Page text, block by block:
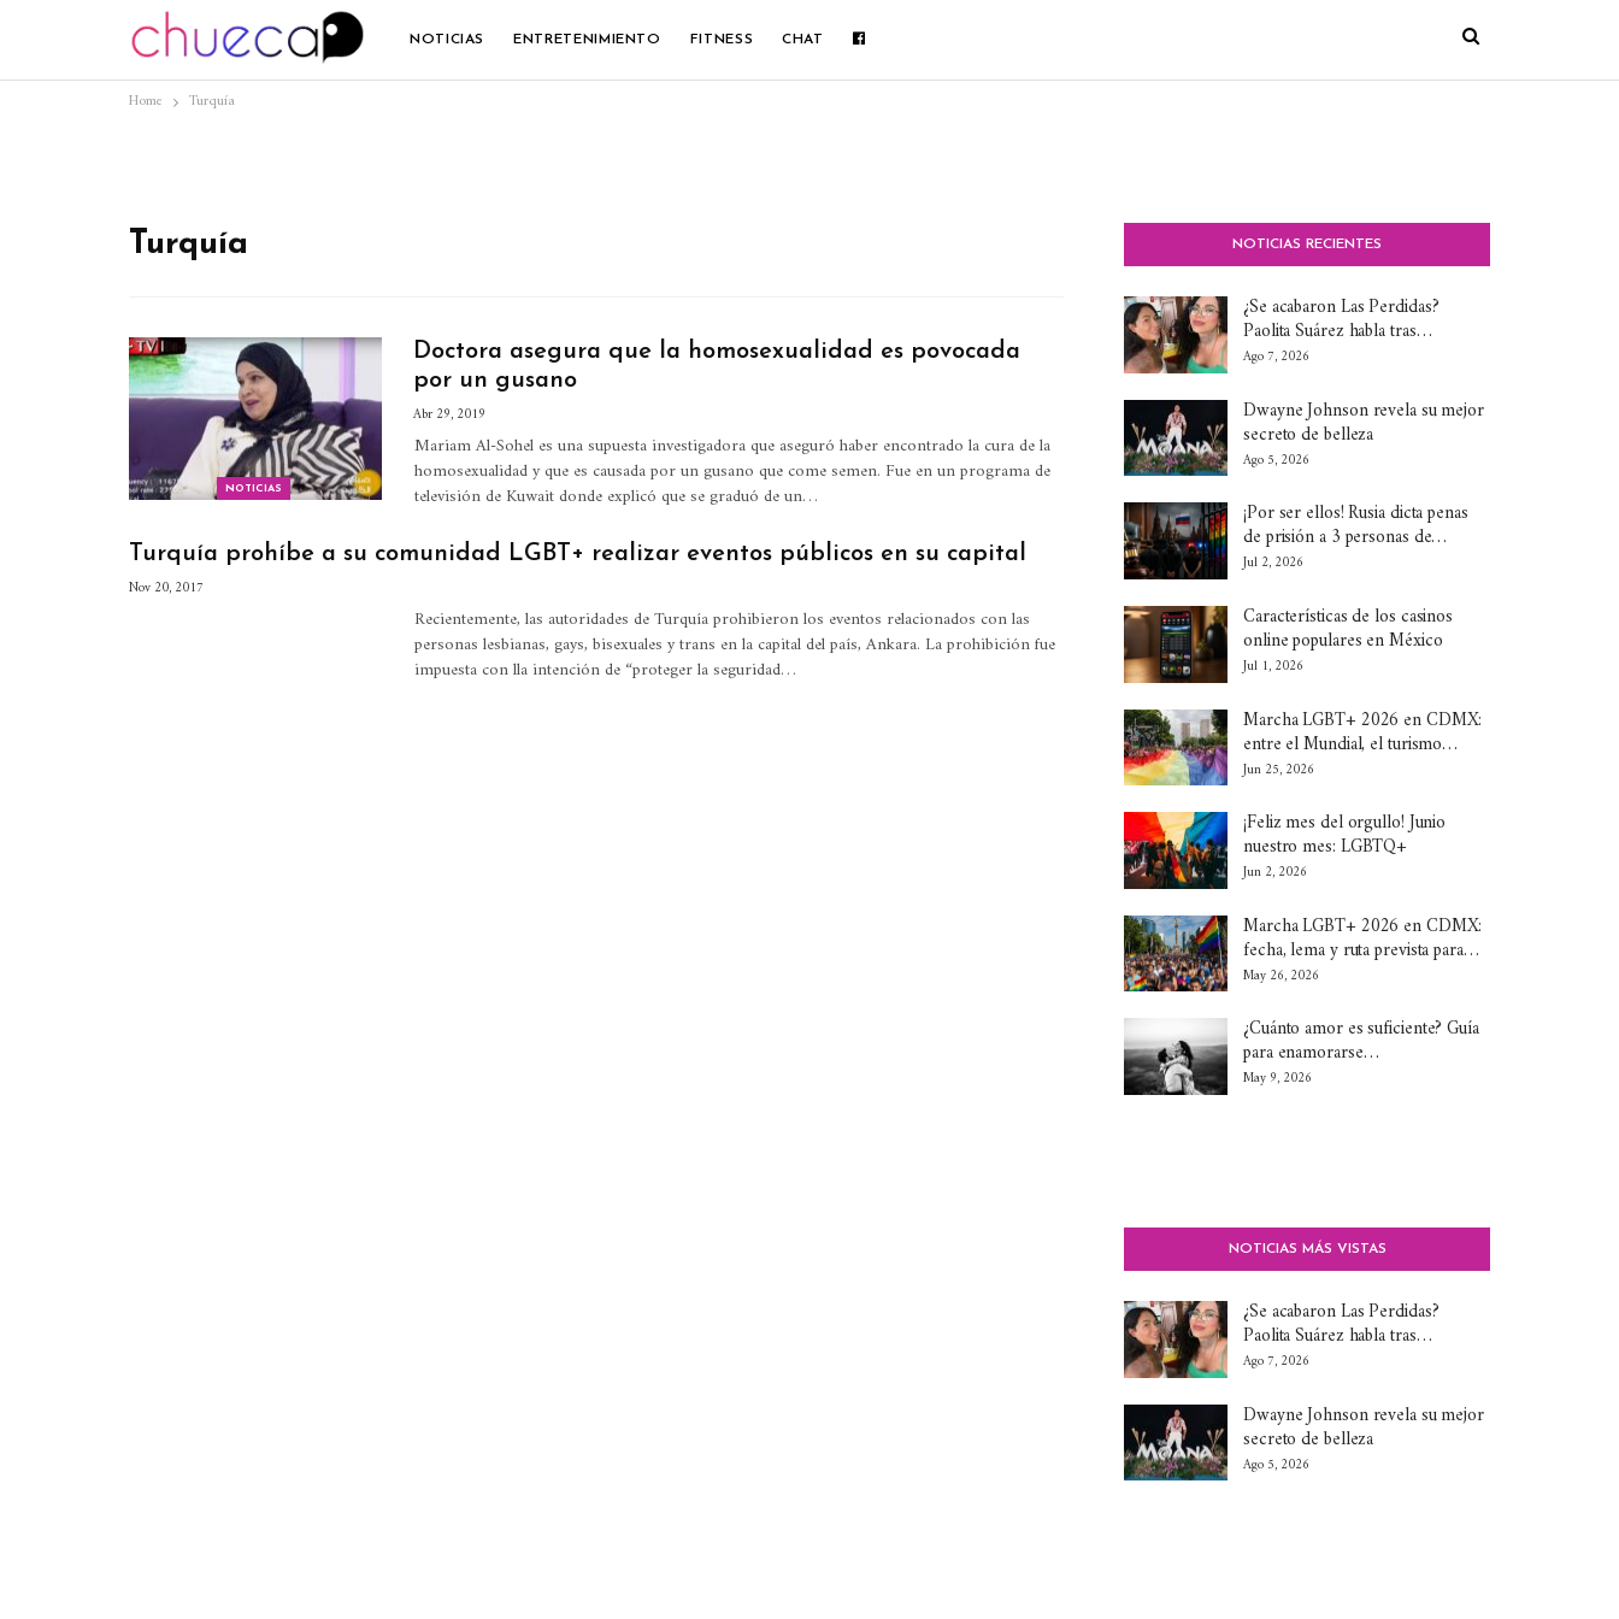
NOTICIAS ENTRETENIMIENTO FITNESS CHAT
Home Turquía
Turquía
NOTICIAS
Doctora asegura que la homosexualidad es povocada
por un gusano
Abr 29, 2019
Mariam Al-Sohel es una supuesta investigadora que aseguró haber encontrado la cura de la
homosexualidad y que es causada por un gusano que come semen. Fue en un programa de
televisión de Kuwait donde explicó que se graduó de un…
Turquía prohíbe a su comunidad LGBT+ realizar eventos públicos en su capital
Nov 20, 2017
Recientemente, las autoridades de Turquía prohibieron los eventos relacionados con las
personas lesbianas, gays, bisexuales y trans en la capital del país, Ankara. La prohibición fue
impuesta con lla intención de “proteger la seguridad…
NOTICIAS RECIENTES
¿Se acabaron Las Perdidas?
Paolita Suárez habla tras…
Ago 7, 2026
Dwayne Johnson revela su mejor
secreto de belleza
Ago 5, 2026
¡Por ser ellos! Rusia dicta penas
de prisión a 3 personas de…
Jul 2, 2026
Características de los casinos
online populares en México
Jul 1, 2026
Marcha LGBT+ 2026 en CDMX:
entre el Mundial, el turismo…
Jun 25, 2026
¡Feliz mes del orgullo! Junio
nuestro mes: LGBTQ+
Jun 2, 2026
Marcha LGBT+ 2026 en CDMX:
fecha, lema y ruta prevista para…
May 26, 2026
¿Cuánto amor es suficiente? Guía
para enamorarse…
May 9, 2026
NOTICIAS MÁS VISTAS
¿Se acabaron Las Perdidas?
Paolita Suárez habla tras…
Ago 7, 2026
Dwayne Johnson revela su mejor
secreto de belleza
Ago 5, 2026